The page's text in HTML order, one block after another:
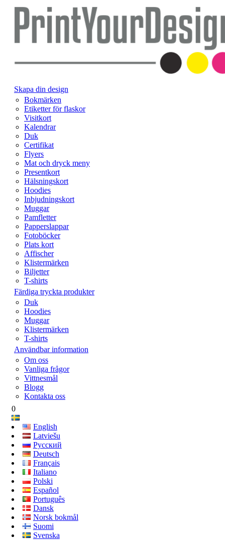
Skapa din design
Bokmärken
Etiketter för flaskor
Visitkort
Kalendrar
Duk
Certifikat
Flyers
Mat och dryck meny
Presentkort
Hälsningskort
Hoodies
Inbjudningskort
Muggar
Pamfletter
Papperslappar
Fotoböcker
Plats kort
Affischer
Klistermärken
Biljetter
T-shirts
Färdiga tryckta produkter
Duk
Hoodies
Muggar
Klistermärken
T-shirts
Användbar information
Om oss
Vanliga frågor
Vittnesmål
Blogg
Kontakta oss
0
English
Latviešu
Русский
Deutsch
Français
Italiano
Polski
Español
Português
Dansk
Norsk bokmål
Suomi
Svenska